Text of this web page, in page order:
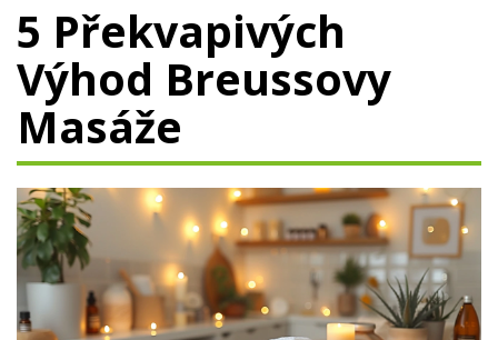
5 Překvapivých
Výhod Breussovy
Masáže